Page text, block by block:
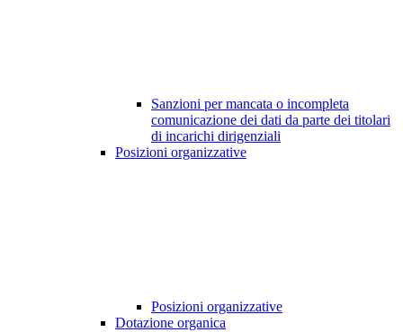
Sanzioni per mancata o incompleta
comunicazione dei dati da parte dei titolari
di incarichi dirigenziali
Posizioni organizzative
Posizioni organizzative
Dotazione organica